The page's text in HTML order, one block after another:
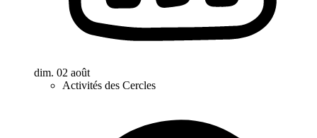
dim. 02 août
Activités des Cercles